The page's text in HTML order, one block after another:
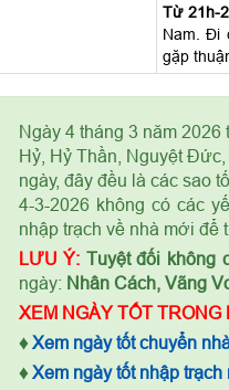
Từ 21h-
Nam. Đi
gặp
Ngày 4 tháng 3 năm
Hỷ, Hỷ Thần, Nguyệt
ngày, đây đều là các sao
4-3-2026 không có các
nhập trạch về nhà mới để
LƯU Ý: Tuyệt đối không
ngày: Nhân Cách, Vãng
XEM NGÀY TỐT
♦ Xem ngày tốt chuyển
♦ Xem ngày tốt nhập